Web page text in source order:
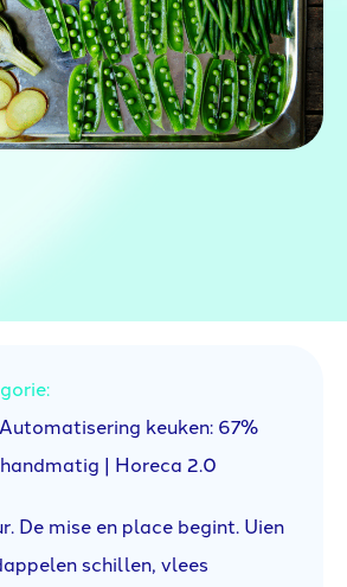
Automatisering keuken: 67%
| Horeca 2.0
De mise en place begint. Uien
schillen, vlees